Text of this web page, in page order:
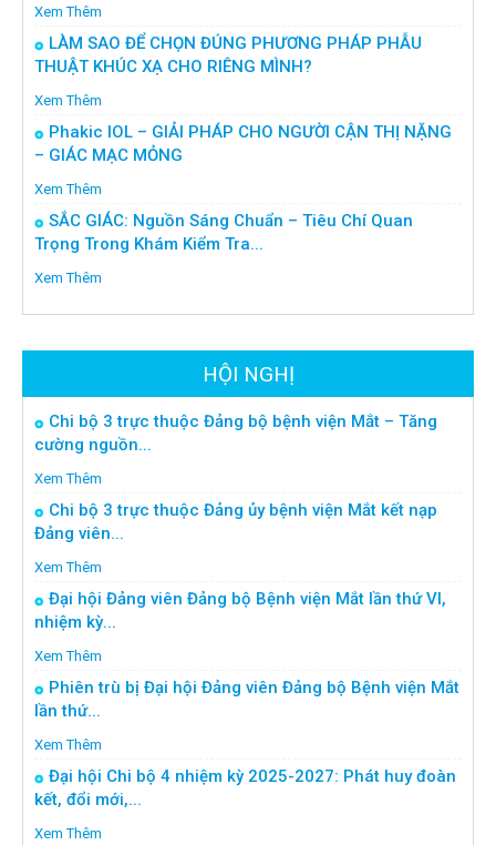
Xem Thêm
LÀM SAO ĐỂ CHỌN ĐÚNG PHƯƠNG PHÁP PHẪU
THUẬT KHÚC XẠ CHO RIÊNG MÌNH?
Xem Thêm
Phakic IOL – GIẢI PHÁP CHO NGƯỜI CẬN THỊ NẶNG
– GIÁC MẠC MỎNG
Xem Thêm
SẮC GIÁC: Nguồn Sáng Chuẩn – Tiêu Chí Quan
Trọng Trong Khám Kiểm Tra...
Xem Thêm
HỘI NGHỊ
Chi bộ 3 trực thuộc Đảng bộ bệnh viện Mắt – Tăng
cường nguồn...
Xem Thêm
Chi bộ 3 trực thuộc Đảng ủy bệnh viện Mắt kết nạp
Đảng viên...
Xem Thêm
Đại hội Đảng viên Đảng bộ Bệnh viện Mắt lần thứ VI,
nhiệm kỳ...
Xem Thêm
Phiên trù bị Đại hội Đảng viên Đảng bộ Bệnh viện Mắt
lần thứ...
Xem Thêm
Đại hội Chi bộ 4 nhiệm kỳ 2025-2027: Phát huy đoàn
kết, đổi mới,...
Xem Thêm